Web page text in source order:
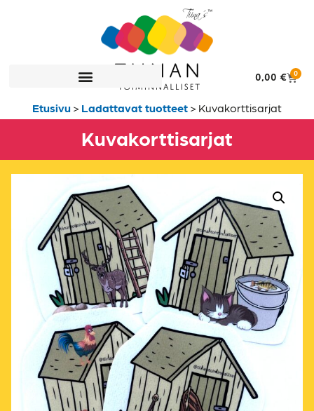
0,00 € 0
Etusivu > Ladattavat tuotteet > Kuvakorttisarjat
Kuvakorttisarjat